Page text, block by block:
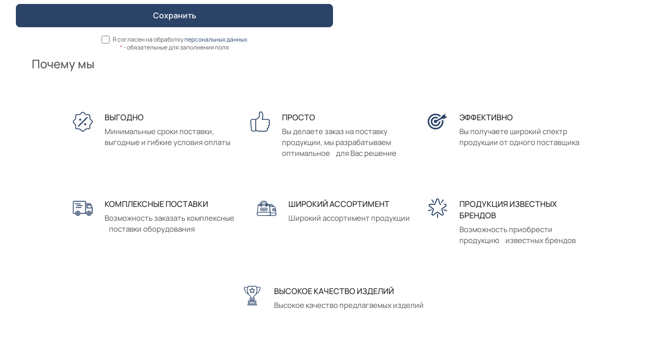
Я согласен на обработкуперсональных данных
*- обязательные для заполнения поля
Почему мы
ВЫГОДНО
Минимальные сроки поставки,
выгодные и гибкие условия оплаты
ПРОСТО
Вы делаете заказ на поставку
продукции, мы разрабатываем
оптимальное для Вас решение
ЭФФЕКТИВНО
Вы получаете широкий спектр
продукции от одного поставщика
КОМПЛЕКСНЫЕ ПОСТАВКИ
Возможность заказать комплексные
поставки оборудования
ШИРОКИЙ АССОРТИМЕНТ
Широкий ассортимент продукции
ПРОДУКЦИЯ ИЗВЕСТНЫХ
БРЕНДОВ
Возможность приобрести
продукцию известных брендов
ВЫСОКОЕ КАЧЕСТВО ИЗДЕЛИЙ
Высокое качество предлагаемых изделий